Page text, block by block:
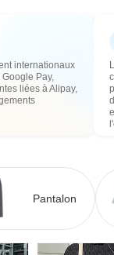
internationaux
Pay,
liées à Alipay,
Pantalon